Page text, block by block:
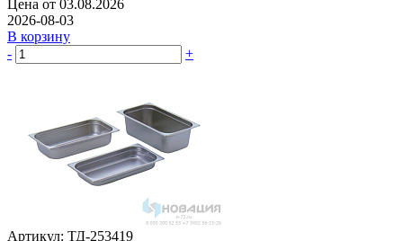
Цена от 03.08.2026
2026-08-03
В корзину
-
+
Артикул: ТД-253419